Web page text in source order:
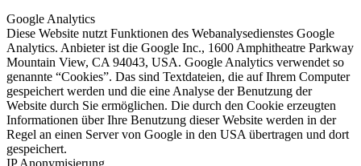
Google Analytics
Diese Website nutzt Funktionen des Webanalysedienstes Google
Analytics. Anbieter ist die Google Inc., 1600 Amphitheatre Parkway
Mountain View, CA 94043, USA. Google Analytics verwendet so
genannte “Cookies”. Das sind Textdateien, die auf Ihrem Computer
gespeichert werden und die eine Analyse der Benutzung der
Website durch Sie ermöglichen. Die durch den Cookie erzeugten
Informationen über Ihre Benutzung dieser Website werden in der
Regel an einen Server von Google in den USA übertragen und dort
gespeichert.